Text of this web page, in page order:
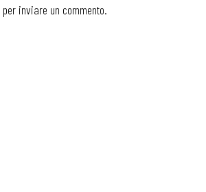
per inviare un commento.